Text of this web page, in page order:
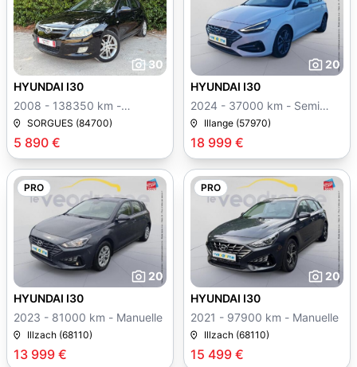
30
5 890 €
HYUNDAI I30
2008 - 138350 km -
Manuelle
SORGUES (84700)
20
18 999 €
HYUNDAI I30
2024 - 37000 km - Semi
autoIllange (57970)
PRO
20
13 999 €
HYUNDAI I30
2023 - 81000 km - Manuelle
Illzach (68110)
PRO
20
15 499 €
HYUNDAI I30
2021 - 97900 km - Manuelle
Illzach (68110)